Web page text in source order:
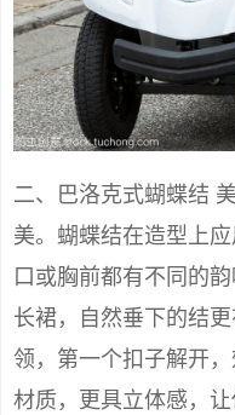
二、巴洛克式蝴蝶结
美。蝴蝶结在造型上
口或胸前都有不同的
长裙，自然垂下的结
领，第一个扣子解开
材质，更具立体感，